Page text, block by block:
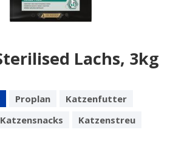
Lachs, 3kg
Proplan
Katzenfutter
Katzensnacks Katzenstreu